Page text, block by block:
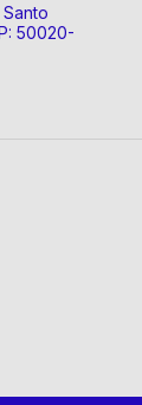
50020-